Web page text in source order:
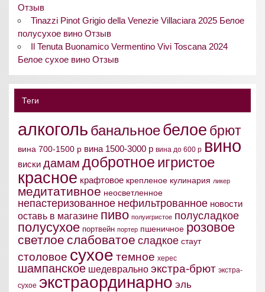
Отзыв
Tinazzi Pinot Grigio della Venezie Villaciara 2025 Белое
полусухое вино Отзыв
Il Tenuta Buonamico Vermentino Vivi Toscana 2024
Белое сухое вино Отзыв
Теги
алкоголь банальноебелое брют
вина 700-1500 р вина 1500-3000 р вина до 600 р вино
виски дамам добротное игристое
красное крафтовое крепленое кулинария ликер
медитативное неосветленное
непастеризованное нефильтрованное новости
оставь в магазине пиво полуигристое полусладкое
полусухое портвейн портер пшеничное розовое
светлое слабоватое сладкое стаут
столовое сухое темное херес
шампанское шедеврально экстра-брют экстра-
сухое экстраординарно эль